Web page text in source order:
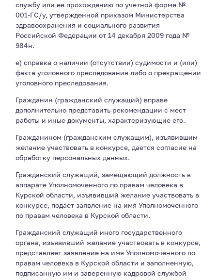
службу или ее прохождению по учетной форме №
001-ГС/у, утвержденной приказом Министерства
здравоохранения и социального развития
Российской Федерации от 14 декабря 2009 года №
984н.
е) справка о наличии (отсутствии) судимости и (или)
факта уголовного преследования либо о прекращении
уголовного преследования.
Гражданин (гражданский служащий) вправе
дополнительно представить рекомендации с мест
работы и иные документы, характеризующие его.
Гражданином (гражданским служащим), изъявившим
желание участвовать в конкурсе, дается согласие на
обработку персональных данных.
Гражданский служащий, замещающий должность в
аппарате Уполномоченного по правам человека в
Курской области, изъявивший желание участвовать в
конкурсе, подает заявление на имя Уполномоченного
по правам человека в Курской области.
Гражданский служащий иного государственного
органа, изъявивший желание участвовать в конкурсе,
представляет заявление на имя Уполномоченного по
правам человека в Курской области и заполненную,
подписанную им и заверенную кадровой службой